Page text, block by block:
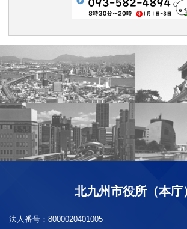
北九州市役所（本庁
法人番号： 8000020401005